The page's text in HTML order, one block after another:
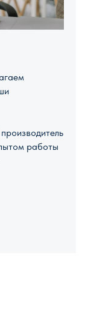
работы